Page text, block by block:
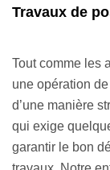
Artisan
Un artisan
devrez
projet de
idéals pour